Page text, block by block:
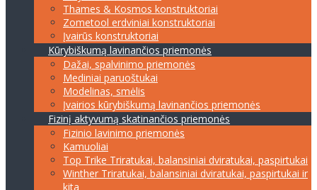
Thames & Kosmos konstruktoriai
Zometool erdviniai konstruktoriai
Įvairūs konstruktoriai
Kūrybiškumą lavinančios priemonės
Dažai, spalvinimo priemonės
Mediniai paruoštukai
Modelinas, smėlis
Įvairios kūrybiškumą lavinančios priemonės
Fizinį aktyvumą skatinančios priemonės
Fizinio lavinimo priemonės
Kamuoliai
Top Trike Triratukai, balansiniai dviratukai, paspirtukai
Winther Triratukai, balansiniai dviratukai, paspirtukai ir
kita